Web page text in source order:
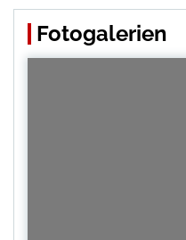
Fotogalerien